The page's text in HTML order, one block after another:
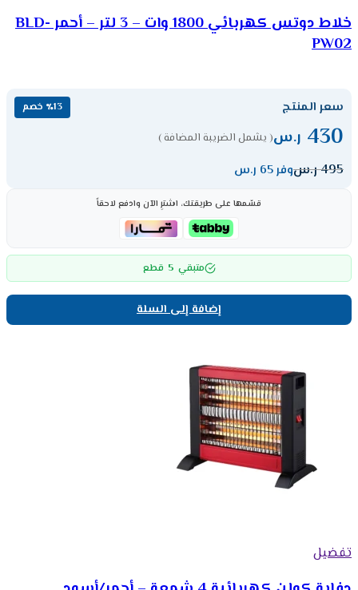
خلاط دوتس كهربائي 1800 وات – 3 لتر – أحمر BLD-
PW02
سعر المنتج ٪13 خصم
430 ر.س( يشمل الضريبة المضافة )
495ر.سوفر 65 ر.س
قسّمها على طريقتك، اشترِ الآن وادفع لاحقاً
متبقي 5 قطع
إضافة إلى السلة
تفضيل